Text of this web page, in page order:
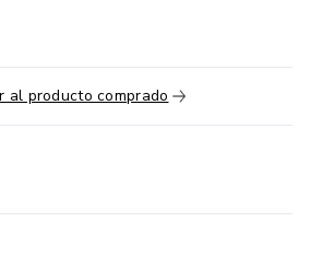
al producto comprado